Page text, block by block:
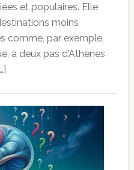
et populaires. Elle
moins
comme, par exemple,
à deux pas d’Athènes